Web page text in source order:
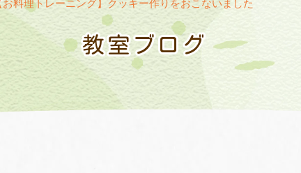
お料理トレーニング】クッキー作りをおこないました
教室ブログ